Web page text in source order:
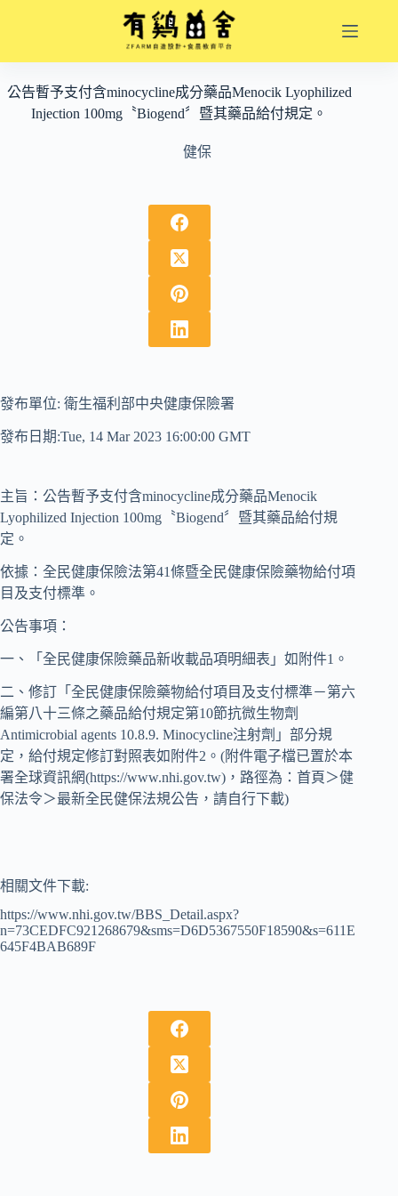
內公告暫予支付含minocycline成分藥品Menocik Lyophilized
Injection 100mg〝Biogend〞暨其藥品給付規定。
健保
發布單位: 衛生福利部中央健康保險署
發布日期:Tue, 14 Mar 2023 16:00:00 GMT
主旨：公告暫予支付含minocycline成分藥品Menocik
Lyophilized Injection 100mg〝Biogend〞暨其藥品給付規
定。
依據：全民健康保險法第41條暨全民健康保險藥物給付項
目及支付標準。
公告事項：
一、「全民健康保險藥品新收載品項明細表」如附件1。
二、修訂「全民健康保險藥物給付項目及支付標準－第六
編第八十三條之藥品給付規定第10節抗微生物劑
Antimicrobial agents 10.8.9. Minocycline注射劑」部分規
定，給付規定修訂對照表如附件2。(附件電子檔已置於本
署全球資訊網(https://www.nhi.gov.tw)，路徑為：首頁＞健
保法令＞最新全民健保法規公告，請自行下載)
相關文件下載:
https://www.nhi.gov.tw/BBS_Detail.aspx?
n=73CEDFC921268679&sms=D6D5367550F18590&s=611E
645F4BAB689F